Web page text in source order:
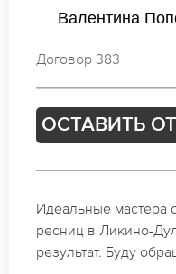
Ирина
Договор 928
ОСТАВИТЬ
Спасибо огромное.
ресниц в Ликино-
часа все было